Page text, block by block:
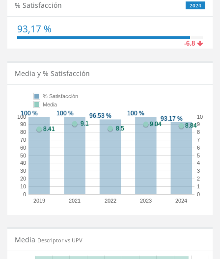
2024
% Satisfacción
93,17 %
-6.8
Media y % Satisfacción
2019 2021 2022 2023 2024
0
10
20
30
40
50
60
70
80
90
100
0
1
2
3
4
5
6
7
8
9
10
% Satisfacción
Media
Media Descriptor vs UPV